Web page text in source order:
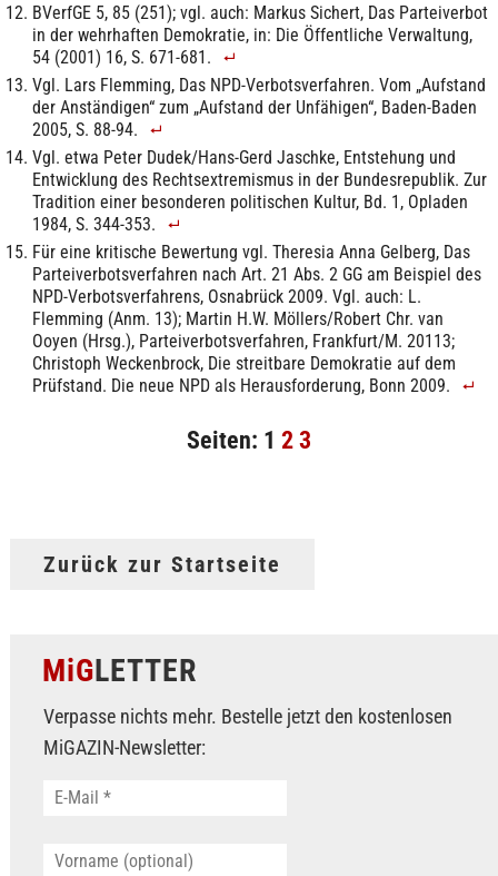
BVerfGE 5, 85 (251); vgl. auch: Markus Sichert, Das Parteiverbot
in der wehrhaften Demokratie, in: Die Öffentliche Verwaltung,
54 (2001) 16, S. 671-681.
Vgl. Lars Flemming, Das NPD-Verbotsverfahren. Vom „Aufstand
der Anständigen“ zum „Aufstand der Unfähigen“, Baden-Baden
2005, S. 88-94.
Vgl. etwa Peter Dudek/Hans-Gerd Jaschke, Entstehung und
Entwicklung des Rechtsextremismus in der Bundesrepublik. Zur
Tradition einer besonderen politischen Kultur, Bd. 1, Opladen
1984, S. 344-353.
Für eine kritische Bewertung vgl. Theresia Anna Gelberg, Das
Parteiverbotsverfahren nach Art. 21 Abs. 2 GG am Beispiel des
NPD-Verbotsverfahrens, Osnabrück 2009. Vgl. auch: L.
Flemming (Anm. 13); Martin H.W. Möllers/Robert Chr. van
Ooyen (Hrsg.), Parteiverbotsverfahren, Frankfurt/M. 20113;
Christoph Weckenbrock, Die streitbare Demokratie auf dem
Prüfstand. Die neue NPD als Herausforderung, Bonn 2009.
Seiten: 1 2 3
Zurück zur Startseite
MiGLETTER
Verpasse nichts mehr. Bestelle jetzt den kostenlosen
MiGAZIN-Newsletter: